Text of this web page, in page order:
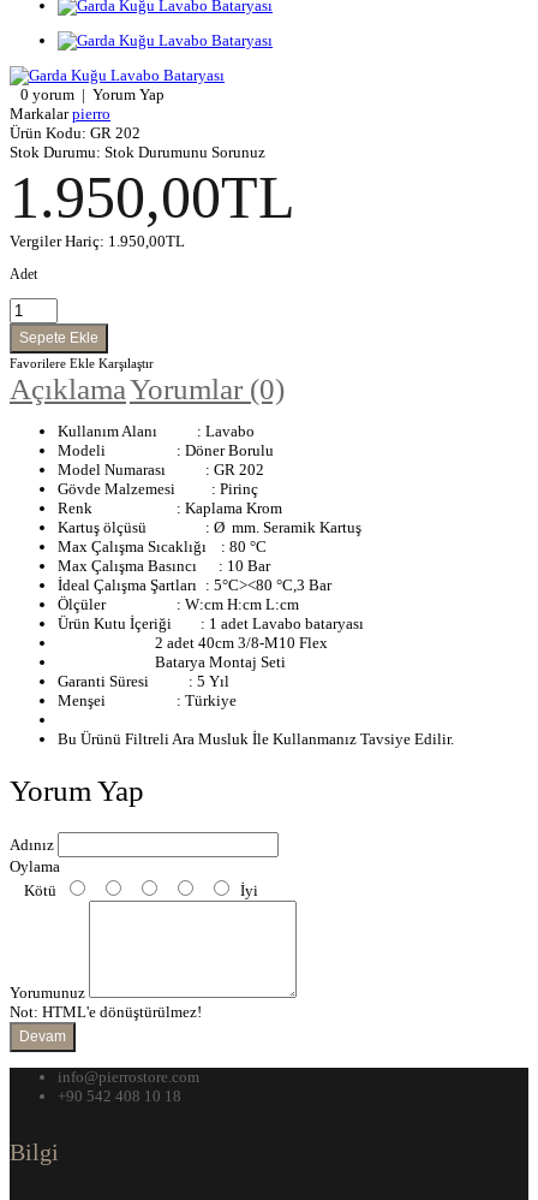
0 yorum | Yorum Yap
Markalar pierro
Ürün Kodu: GR 202
Stok Durumu: Stok Durumunu Sorunuz
1.950,00TL
Vergiler Hariç: 1.950,00TL
Adet
Favorilere Ekle Karşılaştır
AçıklamaYorumlar (0)
Kullanım Alanı : Lavabo
Modeli
: Döner Borulu
Model Numarası
: GR 202
Gövde Malzemesi : Pirinç
Renk
: Kaplama Krom
Kartuş ölçüsü
: Ø mm. Seramik Kartuş
Max Çalışma Sıcaklığı : 80 °C
Max Çalışma Basıncı : 10 Bar
İdeal Çalışma Şartları : 5°C><80 °C,3 Bar
Ölçüler
: W:cm H:cm L:cm
Ürün Kutu İçeriği : 1 adet Lavabo bataryası
2 adet 40cm 3/8-M10 Flex
Batarya Montaj Seti
Garanti Süresi : 5 Yıl
Menşei
: Türkiye
Bu Ürünü Filtreli Ara Musluk İle Kullanmanız Tavsiye Edilir.
Yorum Yap
Adınız
Oylama
Kötü
İyi
Yorumunuz
Not: HTML'e dönüştürülmez!
Devam
info@pierrostore.com
+90 542 408 10 18
Bilgi